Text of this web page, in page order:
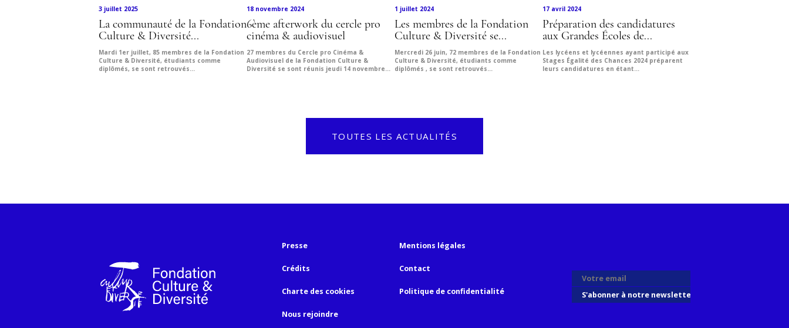
3 juillet 2025
La communauté de la Fondation
Culture & Diversité...
Mardi 1er juillet, 85 membres de la Fondation
Culture & Diversité, étudiants comme
diplômés, se sont retrouvés...
18 novembre 2024
6ème afterwork du cercle pro
cinéma & audiovisuel
27 membres du Cercle pro Cinéma &
Audiovisuel de la Fondation Culture &
Diversité se sont réunis jeudi 14 novembre...
1 juillet 2024
Les membres de la Fondation
Culture & Diversité se...
Mercredi 26 juin, 72 membres de la Fondation
Culture & Diversité, étudiants comme
diplômés , se sont retrouvés...
17 avril 2024
Préparation des candidatures
aux Grandes Écoles de...
Les lycéens et lycéennes ayant participé aux
Stages Égalité des Chances 2024 préparent
leurs candidatures en étant...
TOUTES LES ACTUALITÉS
Presse Mentions légales
Crédits Contact
Charte des cookies Politique de confidentialité
Nous rejoindre